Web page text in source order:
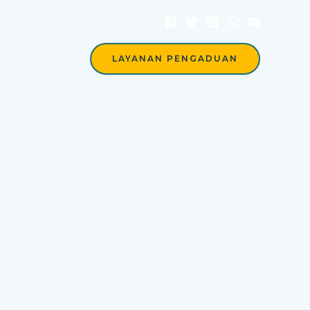
LAYANAN PENGADUAN